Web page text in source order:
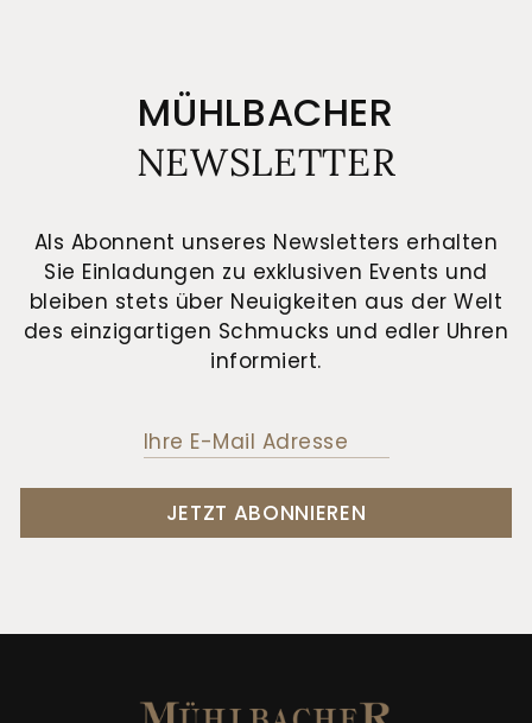
MÜHLBACHER
NEWSLETTER
Als Abonnent unseres Newsletters erhalten
Sie Einladungen zu exklusiven Events und
bleiben stets über Neuigkeiten aus der Welt
des einzigartigen Schmucks und edler Uhren
informiert.
JETZT ABONNIEREN